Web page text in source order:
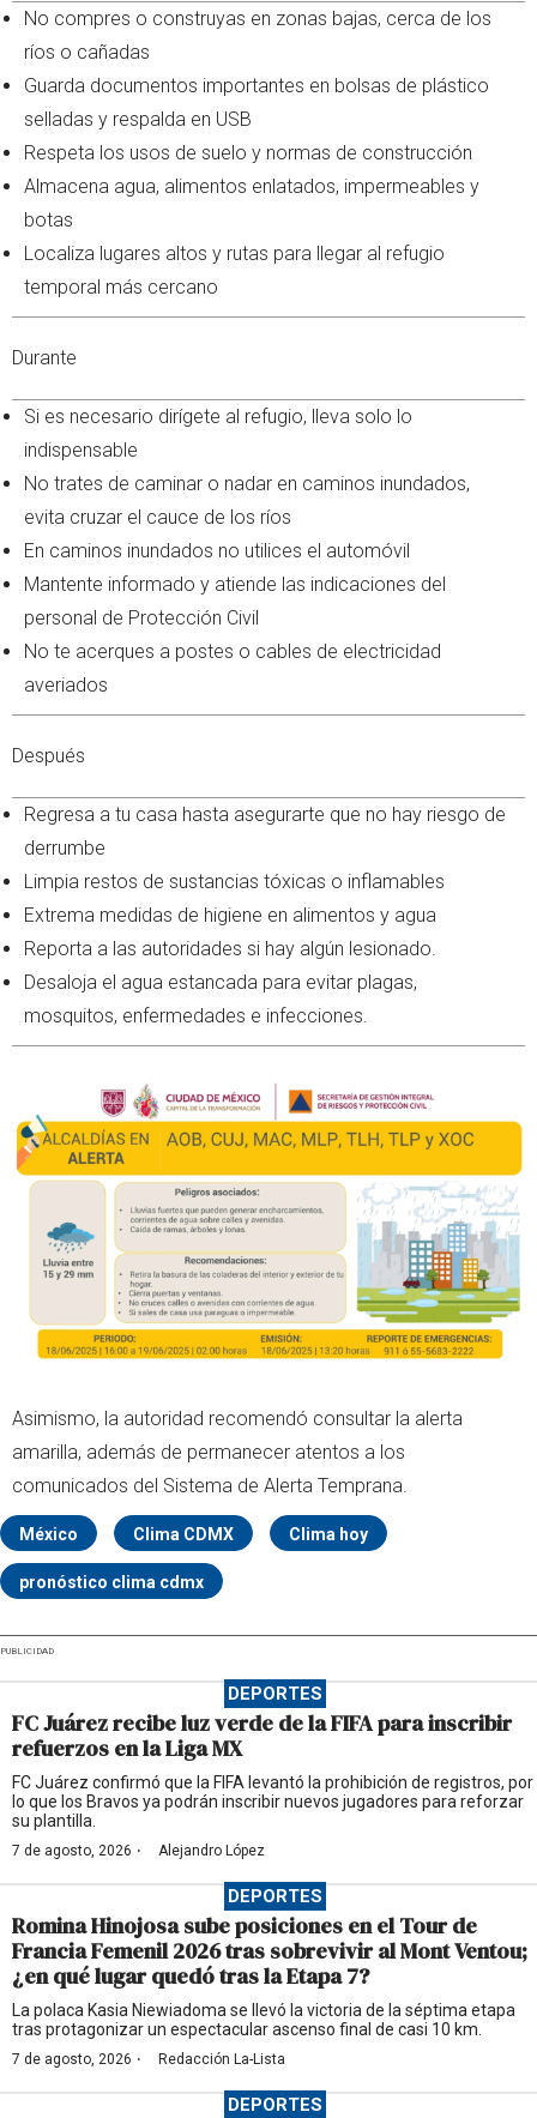
No compres o construyas en zonas bajas, cerca de los
ríos o cañadas
Guarda documentos importantes en bolsas de plástico
selladas y respalda en USB
Respeta los usos de suelo y normas de construcción
Almacena agua, alimentos enlatados, impermeables y
botas
Localiza lugares altos y rutas para llegar al refugio
temporal más cercano
Durante
Si es necesario dirígete al refugio, lleva solo lo
indispensable
No trates de caminar o nadar en caminos inundados,
evita cruzar el cauce de los ríos
En caminos inundados no utilices el automóvil
Mantente informado y atiende las indicaciones del
personal de Protección Civil
No te acerques a postes o cables de electricidad
averiados
Después
Regresa a tu casa hasta asegurarte que no hay riesgo de
derrumbe
Limpia restos de sustancias tóxicas o inflamables
Extrema medidas de higiene en alimentos y agua
Reporta a las autoridades si hay algún lesionado.
Desaloja el agua estancada para evitar plagas,
mosquitos, enfermedades e infecciones.
Asimismo, la autoridad recomendó consultar la alerta
amarilla, además de permanecer atentos a los
comunicados del Sistema de Alerta Temprana.
México Clima CDMX Clima hoy
pronóstico clima cdmx
PUBLICIDAD
DEPORTES
FC Juárez recibe luz verde de la FIFA para inscribir
refuerzos en la Liga MX
FC Juárez confirmó que la FIFA levantó la prohibición de registros, por
lo que los Bravos ya podrán inscribir nuevos jugadores para reforzar
su plantilla.
7 de agosto, 2026 · Alejandro López
DEPORTES
Romina Hinojosa sube posiciones en el Tour de
Francia Femenil 2026 tras sobrevivir al Mont Ventou;
¿en qué lugar quedó tras la Etapa 7?
La polaca Kasia Niewiadoma se llevó la victoria de la séptima etapa
tras protagonizar un espectacular ascenso final de casi 10 km.
7 de agosto, 2026 · Redacción La-Lista
DEPORTES